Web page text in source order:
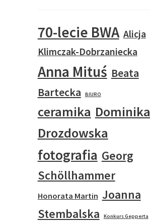
70-lecie BWA Alicja
Klimczak-Dobrzaniecka
Anna Mituś Beata
Bartecka
BIURO
ceramika Dominika
Drozdowska
fotografia Georg
Schöllhammer
Honorata Martin Joanna
Stembalska
Konkurs Gepperta